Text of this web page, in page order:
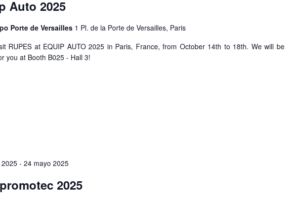
Auto 2025
Porte de Versailles 1 Pl. de la Porte de Versailles, Paris
RUPES at EQUIP AUTO 2025 in Paris, France, from October 14th to 18th. We will be
you at Booth B025 - Hall 3!
- 24 mayo 2025
2025